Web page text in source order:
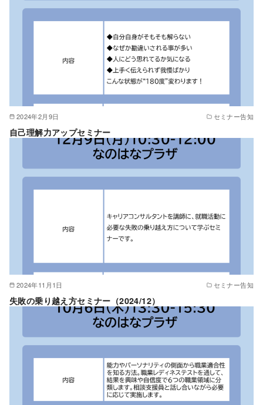
2024年2月9日 セミナー告知
自己理解力アップセミナー
2024年11月1日 セミナー告知
失敗の乗り越え方セミナー（2024/12）